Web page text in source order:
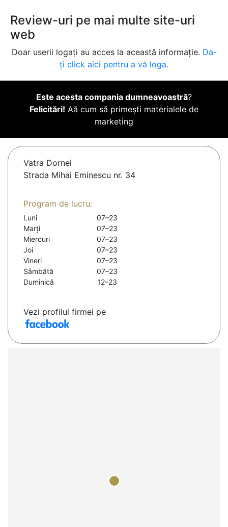
Review-uri pe mai multe site-uri
web
Doar userii logați au acces la această informație. Da-
ți click aici pentru a vă loga.
Este acesta compania dumneavoastră?
Felicitări! Aă cum să primești materialele de
marketing
Vatra Dornei
Strada Mihai Eminescu nr. 34
Program de lucru:
Luni
07–23
Marți
07–23
Miercuri
07–23
Joi
07–23
Vineri
07–23
Sâmbătă
07–23
Duminică
12–23
Vezi profilul firmei pe